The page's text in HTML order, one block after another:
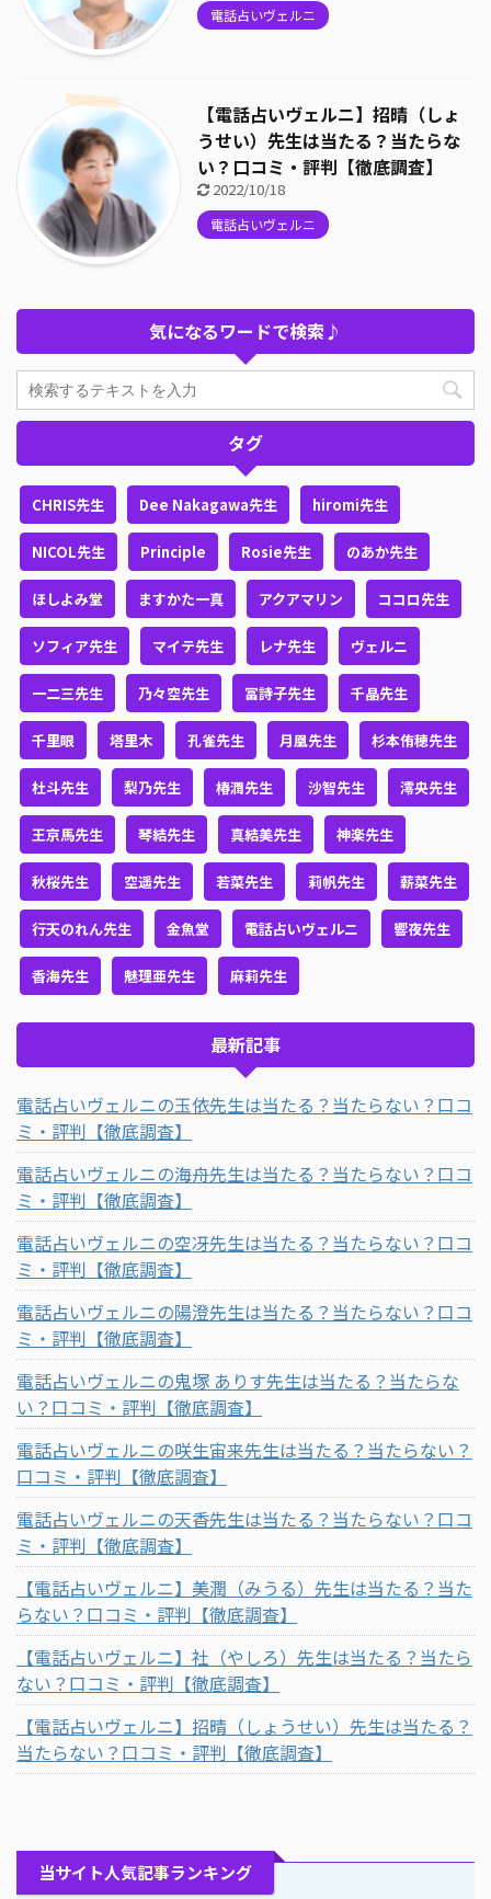
電話占いヴェルニ
【電話占いヴェルニ】招晴（しょ
うせい）先生は当たる？当たらな
い？口コミ・評判【徹底調査】
2022/10/18
電話占いヴェルニ
気になるワードで検索♪
タグ
CHRIS先生 Dee Nakagawa先生 hiromi先生
NICOL先生 Principle Rosie先生 のあか先生
ほしよみ堂 ますかた一真 アクアマリン ココロ先生
ソフィア先生 マイテ先生 レナ先生 ヴェルニ
一二三先生 乃々空先生 冨詩子先生 千晶先生
千里眼 塔里木 孔雀先生 月凰先生 杉本侑穂先生
杜斗先生 梨乃先生 椿潤先生 沙智先生 澪央先生
王京馬先生 琴結先生 真結美先生 神楽先生
秋桜先生 空遥先生 若菜先生 莉帆先生 薪菜先生
行天のれん先生 金魚堂 電話占いヴェルニ 響夜先生
香海先生 魅理亜先生 麻莉先生
最新記事
電話占いヴェルニの玉依先生は当たる？当たらない？口コ
ミ・評判【徹底調査】
電話占いヴェルニの海舟先生は当たる？当たらない？口コ
ミ・評判【徹底調査】
電話占いヴェルニの空冴先生は当たる？当たらない？口コ
ミ・評判【徹底調査】
電話占いヴェルニの陽澄先生は当たる？当たらない？口コ
ミ・評判【徹底調査】
電話占いヴェルニの鬼塚 ありす先生は当たる？当たらな
い？口コミ・評判【徹底調査】
電話占いヴェルニの咲生宙来先生は当たる？当たらない？
口コミ・評判【徹底調査】
電話占いヴェルニの天香先生は当たる？当たらない？口コ
ミ・評判【徹底調査】
【電話占いヴェルニ】美潤（みうる）先生は当たる？当た
らない？口コミ・評判【徹底調査】
【電話占いヴェルニ】社（やしろ）先生は当たる？当たら
ない？口コミ・評判【徹底調査】
【電話占いヴェルニ】招晴（しょうせい）先生は当たる？
当たらない？口コミ・評判【徹底調査】
当サイト人気記事ランキング